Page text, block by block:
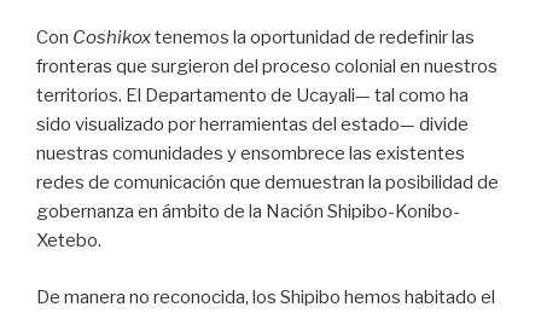
Con Coshikoxtenemos la oportunidad de redefinir las
fronteras que surgieron del proceso colonial en nuestros
territorios. El Departamento de Ucayali— tal como ha
sido visualizado por herramientas del estado— divide
nuestras comunidades y ensombrece las existentes
redes de comunicación que demuestran la posibilidad de
gobernanza en ámbito de la Nación Shipibo-Konibo-
Xetebo.
De manera no reconocida, los Shipibo hemos habitado el